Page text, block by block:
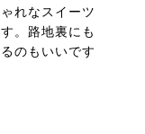
れなスイーツ
。路地裏にも
のもいいです